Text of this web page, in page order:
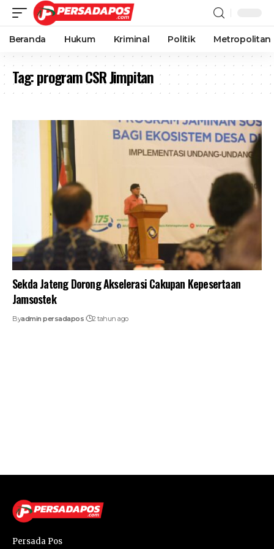
Beranda Hukum Kriminal Politik Metropolitan
Tag:program CSR Jimpitan
Sekda Jateng Dorong Akselerasi Cakupan Kepesertaan
Jamsostek
Byadmin persadapos 2 tahun ago
Persada Pos